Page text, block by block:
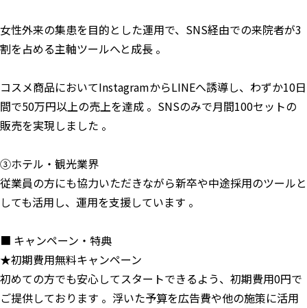
女性外来の集患を目的とした運用で、SNS経由での来院者が3
割を占める主軸ツールへと成長 。
コスメ商品においてInstagramからLINEへ誘導し、わずか10日
間で50万円以上の売上を達成 。SNSのみで月間100セットの
販売を実現しました 。
③ホテル・観光業界
従業員の方にも協力いただきながら新卒や中途採用のツールと
しても活用し、運用を支援しています 。
■ キャンペーン・特典
★初期費用無料キャンペーン
初めての方でも安心してスタートできるよう、初期費用0円で
ご提供しております 。浮いた予算を広告費や他の施策に活用